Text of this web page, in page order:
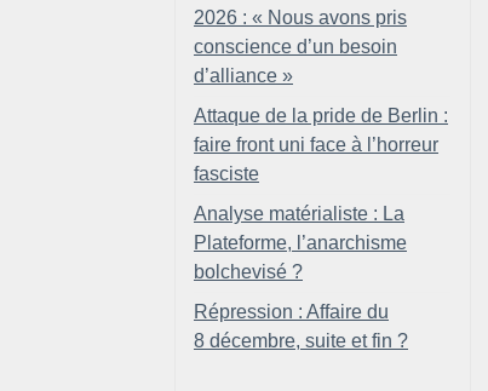
2026 : « Nous avons pris
conscience d’un besoin
d’alliance »
Attaque de la pride de Berlin :
faire front uni face à l’horreur
fasciste
Analyse matérialiste : La
Plateforme, l’anarchisme
bolchevisé ?
Répression : Affaire du
8 décembre, suite et fin ?